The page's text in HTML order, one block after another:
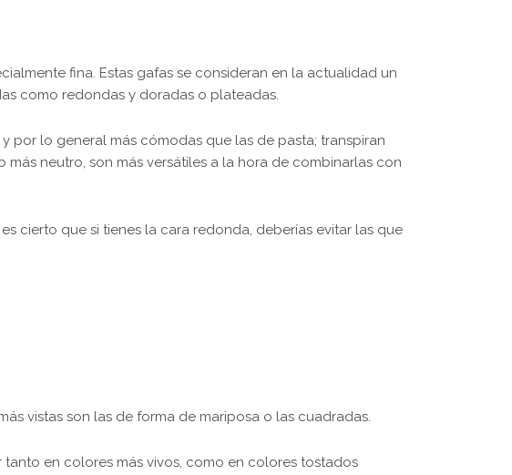
fina. Estas gafas se consideran en la actualidad un
como redondas y doradas o plateadas.
por lo general más cómodas que las de pasta; transpiran
neutro, son más versátiles a la hora de combinarlas con
cierto que si tienes la cara redonda, deberías evitar las que
vistas son las de forma de mariposa o las cuadradas.
en colores más vivos, como en colores tostados